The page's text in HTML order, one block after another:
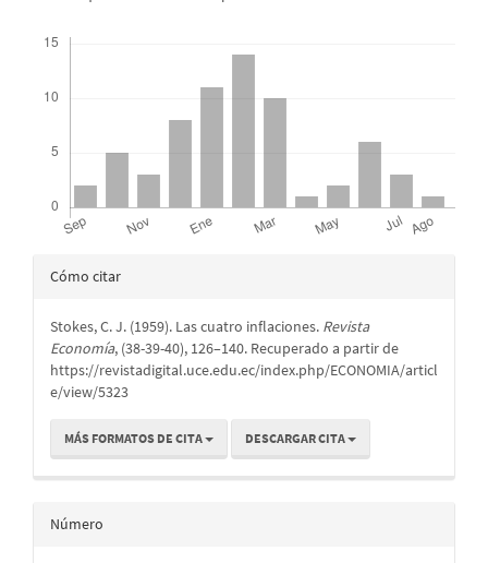
Detalles
artículo
Cómo citar
Stokes, C. J. (1959). Las cuatro inflaciones. Revista
Economía, (38-39-40), 126–140. Recuperado a partir de
https://revistadigital.uce.edu.ec/index.php/ECONOMIA/articl
e/view/5323
MÁS FORMATOS DE CITA DESCARGAR CITA
Número